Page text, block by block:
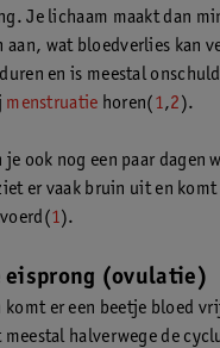
Je lichaam maakt dan
aan, wat bloedverlies kan
en is meestal
menstruatie horen(1,2).
ook nog een paar dagen
er vaak bruin uit en
1).
eisprong (ovulatie)
komt er een beetje bloed
halverwege de